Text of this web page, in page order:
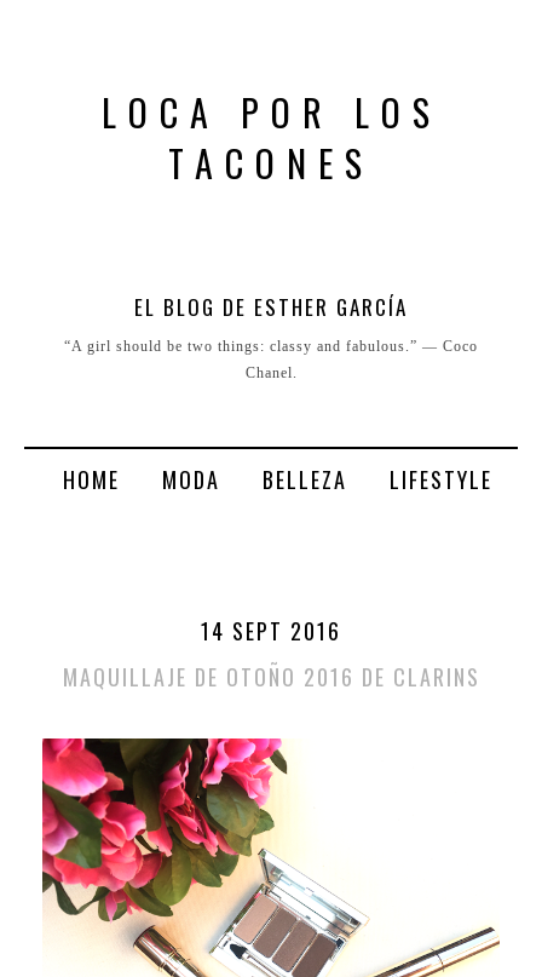
LOCA POR LOS
TACONES
EL BLOG DE ESTHER GARCÍA
“A girl should be two things: classy and fabulous.” ― Coco
Chanel.
HOME MODA BELLEZA LIFESTYLE
14 SEPT 2016
MAQUILLAJE DE OTOÑO 2016 DE CLARINS